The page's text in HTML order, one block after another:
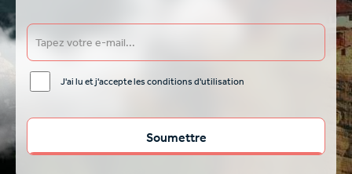
J'ai lu et j'accepte les conditions d'utilisation